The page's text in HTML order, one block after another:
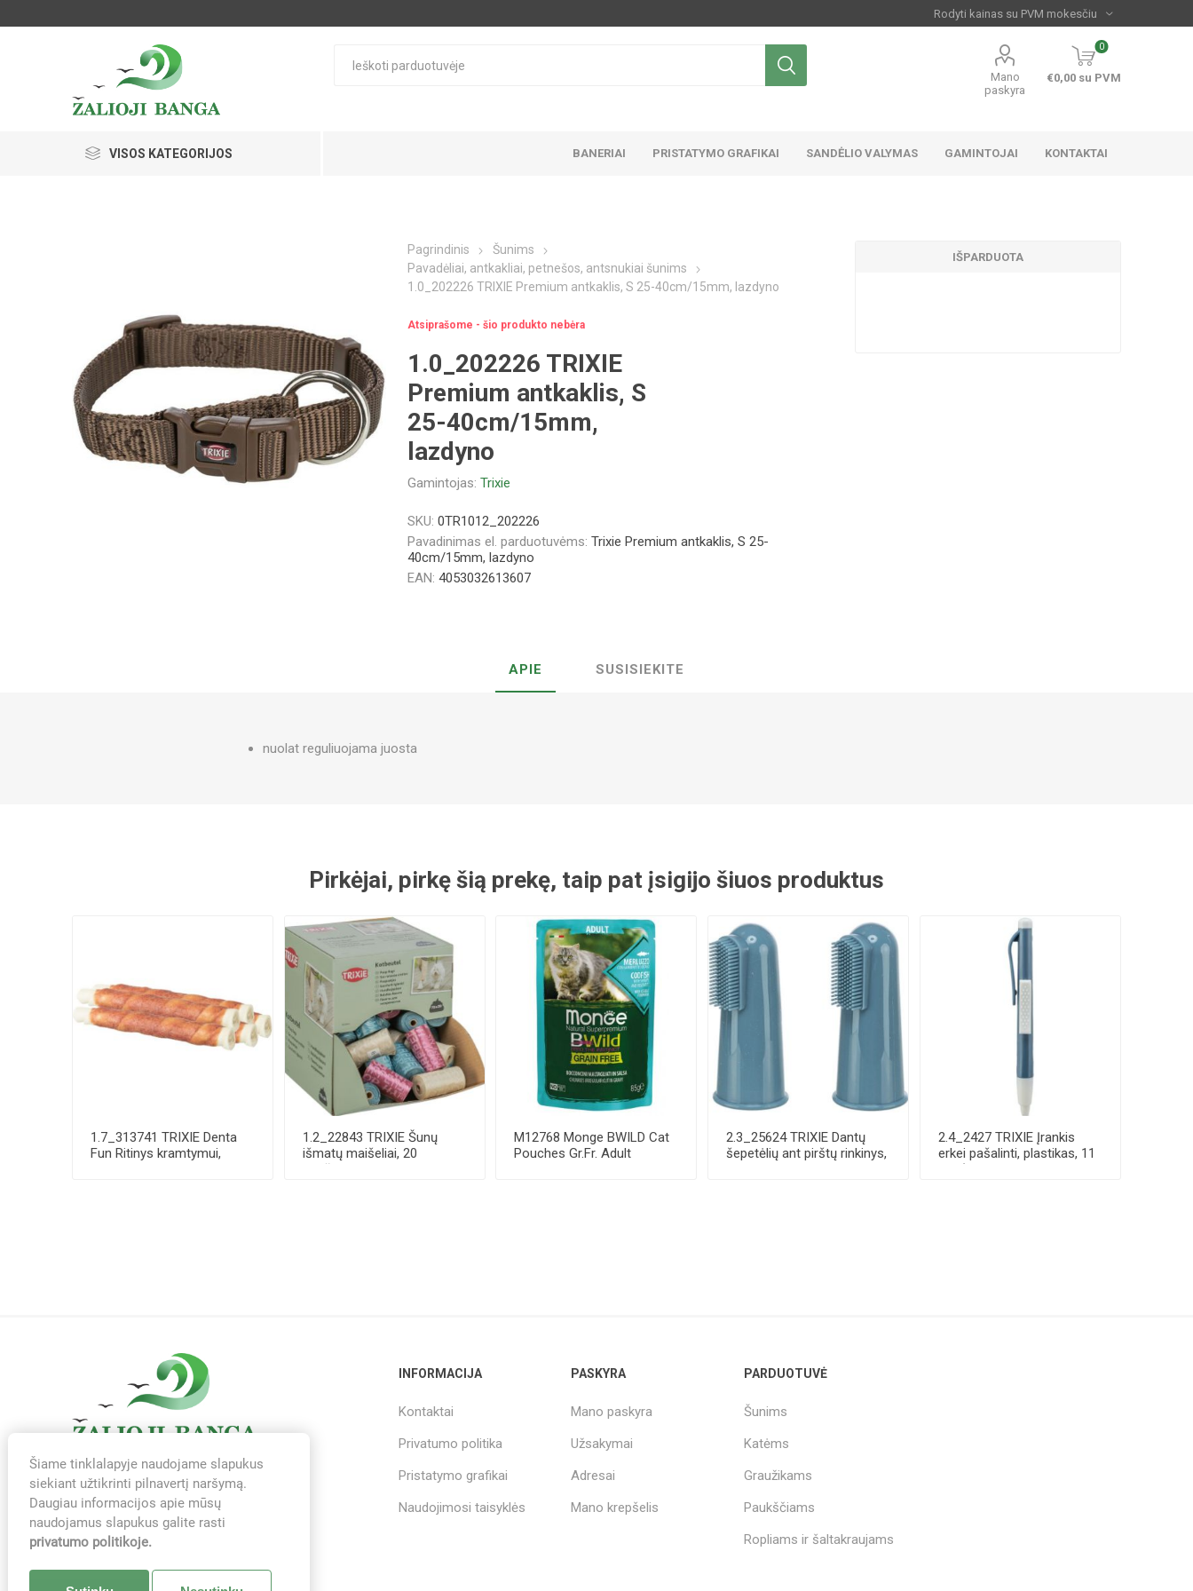
Mano
paskyra
0
€0,00 su PVM
VISOS KATEGORIJOS BANERIAI PRISTATYMO GRAFIKAI SANDĖLIO VALYMAS GAMINTOJAI KONTAKTAI
Pagrindinis
Šunims
Pavadėliai, antkakliai, petnešos, antsnukiai šunims
1.0_202226 TRIXIE Premium antkaklis, S 25-40cm/15mm, lazdyno
Atsiprašome - šio produkto nebėra
1.0_202226 TRIXIE
Premium antkaklis, S
25-40cm/15mm,
lazdyno
Gamintojas: Trixie
SKU: 0TR1012_202226
Pavadinimas el. parduotuvėms: Trixie Premium antkaklis, S 25-
40cm/15mm, lazdyno
EAN: 4053032613607
IŠPARDUOTA
APIE SUSISIEKITE
nuolat reguliuojama juosta
Pirkėjai, pirkę šią prekę, taip pat įsigijo šiuos produktus
1.7_313741 TRIXIE Denta
Fun Ritinys kramtymui,
1.2_22843 TRIXIE Šunų
išmatų maišeliai, 20
maišelių-rulone, ...
M12768 Monge BWILD Cat
Pouches Gr.Fr. Adult
2.3_25624 TRIXIE Dantų
šepetėlių ant pirštų rinkinys,
2.4_2427 TRIXIE Įrankis
erkei pašalinti, plastikas, 11
cm (p...
INFORMACIJA
Kontaktai
Privatumo politika
Pristatymo grafikai
Naudojimosi taisyklės
PASKYRA
Mano paskyra
Užsakymai
Adresai
Mano krepšelis
PARDUOTUVĖ
Šunims
Katėms
Graužikams
Paukščiams
Ropliams ir šaltakraujams
Šiame tinklalapyje naudojame slapukus
siekiant užtikrinti pilnavertį naršymą.
Daugiau informacijos apie mūsų
naudojamus slapukus galite rasti
privatumo politikoje.